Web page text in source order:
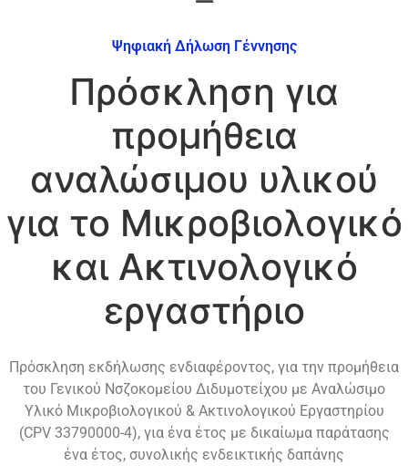
Ψηφιακή Δήλωση Γέννησης
Πρόσκληση για
προμήθεια
αναλώσιμου υλικού
για το Μικροβιολογικό
και Ακτινολογικό
εργαστήριο
Πρόσκληση εκδήλωσης ενδιαφέροντος, για την προμήθεια
του Γενικού Νσζοκομείου Διδυμοτείχου με Αναλώσιμο
Υλικό Μικροβιολογικού & Ακτινολογικού Εργαστηρίου
(CPV 33790000-4), για ένα έτος με δικαίωμα παράτασης
ένα έτος, συνολικής ενδεικτικής δαπάνης